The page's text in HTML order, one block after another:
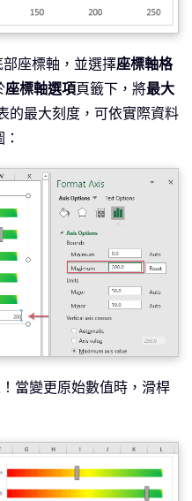
座標軸，並選擇座標軸格
座標軸選項頁籤下，將最大
的最大刻度，可依實際資料
當變更原始數值時，滑桿